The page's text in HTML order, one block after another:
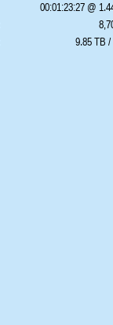
00:01:23:27 @
9.85 TB